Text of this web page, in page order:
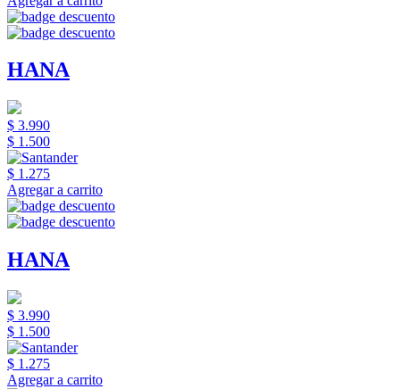
HANA
$ 3.990
$ 1.500
$ 1.275
Agregar a carrito
HANA
$ 3.990
$ 1.500
$ 1.275
Agregar a carrito